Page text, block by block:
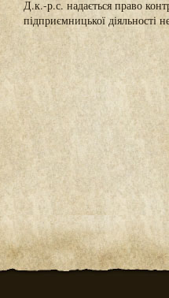
Д.к.-р.с. надається право
підприємницької діяльності